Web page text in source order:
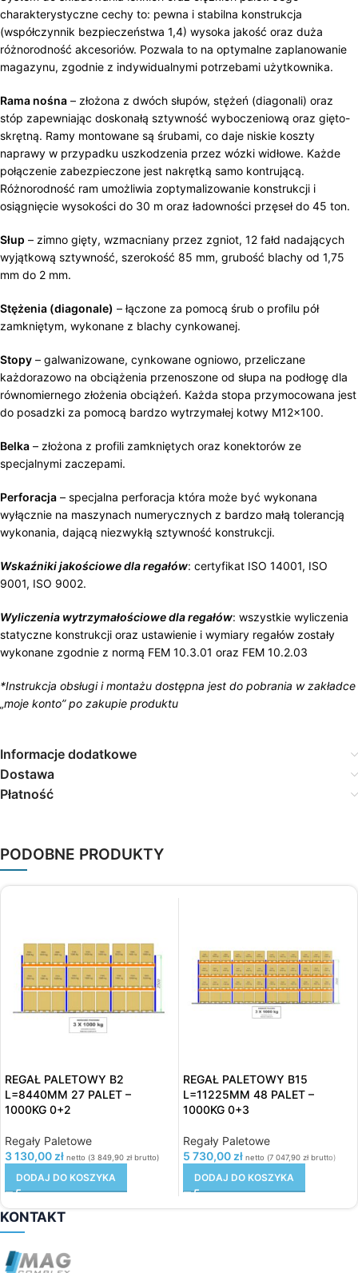
charakterystyczne cechy to: pewna i stabilna konstrukcja
(współczynnik bezpieczeństwa 1,4) wysoka jakość oraz duża
różnorodność akcesoriów. Pozwala to na optymalne zaplanowanie
magazynu, zgodnie z indywidualnymi potrzebami użytkownika.
Rama nośna – złożona z dwóch słupów, stężeń (diagonali) oraz
stóp zapewniając doskonałą sztywność wyboczeniową oraz gięto-
skrętną. Ramy montowane są śrubami, co daje niskie koszty
naprawy w przypadku uszkodzenia przez wózki widłowe. Każde
połączenie zabezpieczone jest nakrętką samo kontrującą.
Różnorodność ram umożliwia zoptymalizowanie konstrukcji i
osiągnięcie wysokości do 30 m oraz ładowności przęseł do 45 ton.
Słup – zimno gięty, wzmacniany przez zgniot, 12 fałd nadających
wyjątkową sztywność, szerokość 85 mm, grubość blachy od 1,75
mm do 2 mm.
Stężenia (diagonale) – łączone za pomocą śrub o profilu pół
zamkniętym, wykonane z blachy cynkowanej.
Stopy – galwanizowane, cynkowane ogniowo, przeliczane
każdorazowo na obciążenia przenoszone od słupa na podłogę dla
równomiernego złożenia obciążeń. Każda stopa przymocowana jest
do posadzki za pomocą bardzo wytrzymałej kotwy M12x100.
Belka – złożona z profili zamkniętych oraz konektorów ze
specjalnymi zaczepami.
Perforacja – specjalna perforacja która może być wykonana
wyłącznie na maszynach numerycznych z bardzo małą tolerancją
wykonania, dającą niezwykłą sztywność konstrukcji.
Wskaźniki jakościowe dla regałów: certyfikat ISO 14001, ISO
9001, ISO 9002.
Wyliczenia wytrzymałościowe dla regałów: wszystkie wyliczenia
statyczne konstrukcji oraz ustawienie i wymiary regałów zostały
wykonane zgodnie z normą FEM 10.3.01 oraz FEM 10.2.03
*Instrukcja obsługi i montażu dostępna jest do pobrania w zakładce
„moje konto” po zakupie produktu
Informacje dodatkowe
Dostawa
Płatność
PODOBNE PRODUKTY
REGAŁ PALETOWY B2
L=8440MM 27 PALET –
1000KG 0+2
Regały Paletowe
3 130,00 zł netto (3 849,90 zł brutto)
DODAJ DO KOSZYKA
REGAŁ PALETOWY B15
L=11225MM 48 PALET –
1000KG 0+3
Regały Paletowe
5 730,00 zł netto (7 047,90 zł brutto)
DODAJ DO KOSZYKA
KONTAKT